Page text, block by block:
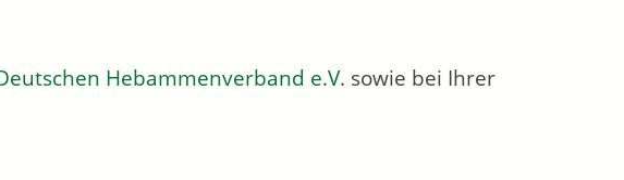
Hebammenverband e.V. sowie bei Ihrer